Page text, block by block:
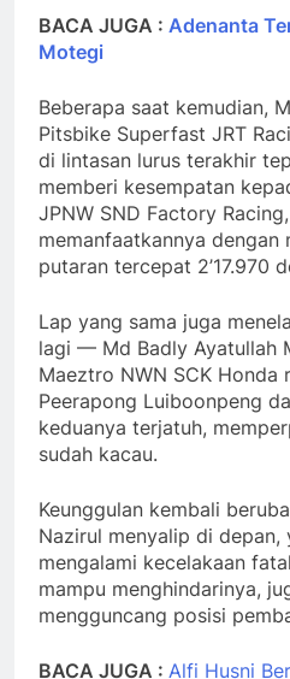
BACA JUGA : Adenanta
Motegi
Beberapa saat kemudian,
Pitsbike Superfast JRT
di lintasan lurus terakhir
memberi kesempatan
JPNW SND Factory
memanfaatkannya dengan
putaran tercepat 2’17.970
Lap yang sama juga
lagi — Md Badly Ayatullah
Maeztro NWN SCK Honda
Peerapong Luiboonpeng
keduanya terjatuh,
sudah kacau.
Keunggulan kembali
Nazirul menyalip di depan,
mengalami kecelakaan
mampu menghindarinya,
mengguncang posisi
BACA JUGA : Alfi Husni